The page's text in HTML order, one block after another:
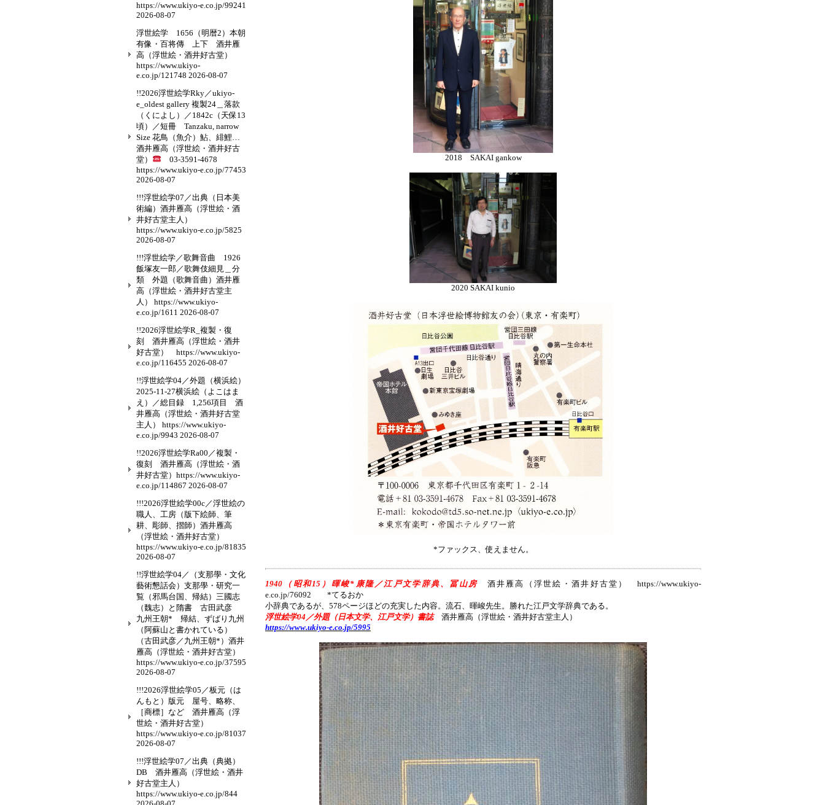
2018 SAKAI gankow
2020 SAKAI kunio
*ファックス、使えません。
1940（昭和15）暉峻*康隆／江戸文学辞典、冨山房 酒井雁高（浮世絵・酒井好古堂） https://www.ukiyo-
e.co.jp/76092 *てるおか
小辞典であるが、578ページほどの充実した内容。流石、暉峻先生。勝れた江戸文学辞典である。
浮世絵学04／外題（日本文学、江戸文学）書誌酒井雁高（浮世絵・酒井好古堂主人）
https://www.ukiyo-e.co.jp/5995
https://www.ukiyo-e.co.jp/99241
2026-08-07
浮世絵学 1656（明暦2）本朝
有像・百将傳 上下 酒井雁
高（浮世絵・酒井好古堂）
https://www.ukiyo-
e.co.jp/121748 2026-08-07
!!2026浮世絵学Rky／ukiyo-
e_oldest gallery 複製24＿落款
（くによし）／1842c（天保13
頃）／短冊 Tanzaku, narrow
Size 花鳥（魚介）鮎、緋鯉…
酒井雁高（浮世絵・酒井好古
堂）
03-3591-4678
https://www.ukiyo-e.co.jp/77453
2026-08-07
!!!浮世絵学07／出典（日本美
術編）酒井雁高（浮世絵・酒
井好古堂主人）
https://www.ukiyo-e.co.jp/5825
2026-08-07
!!!浮世絵学／歌舞音曲 1926
飯塚友一郎／歌舞伎細見＿分
類 外題（歌舞音曲）酒井雁
高（浮世絵・酒井好古堂主
人） https://www.ukiyo-
e.co.jp/1611 2026-08-07
!!2026浮世絵学R_複製・復
刻 酒井雁高（浮世絵・酒井
好古堂） https://www.ukiyo-
e.co.jp/116455 2026-08-07
!!浮世絵学04／外題（横浜絵）
2025-11-27横浜絵（よこはま
え）／総目録 1,256項目 酒
井雁高（浮世絵・酒井好古堂
主人） https://www.ukiyo-
e.co.jp/9943 2026-08-07
!!2026浮世絵学Ra00／複製・
復刻 酒井雁高（浮世絵・酒
井好古堂）https://www.ukiyo-
e.co.jp/114867 2026-08-07
!!!2026浮世絵学00c／浮世絵の
職人、工房（版下絵師、筆
耕、彫師、摺師）酒井雁高
（浮世絵・酒井好古堂）
https://www.ukiyo-e.co.jp/81835
2026-08-07
!!浮世絵学04／（支那學・文化
藝術懇話会）支那學・研究一
覧（邪馬台国、帰結）三國志
（魏志）と隋書 古田武彦
九州王朝* 帰結、ずばり九州
（阿蘇山と書かれている）
（古田武彦／九州王朝*）酒井
雁高（浮世絵・酒井好古堂）
https://www.ukiyo-e.co.jp/37595
2026-08-07
!!!2026浮世絵学05／板元（は
んもと）版元 屋号、略称、
［商標］など 酒井雁高（浮
世絵・酒井好古堂）
https://www.ukiyo-e.co.jp/81037
2026-08-07
!!!浮世絵学07／出典（典拠）
DB 酒井雁高（浮世絵・酒井
好古堂主人）
https://www.ukiyo-e.co.jp/844